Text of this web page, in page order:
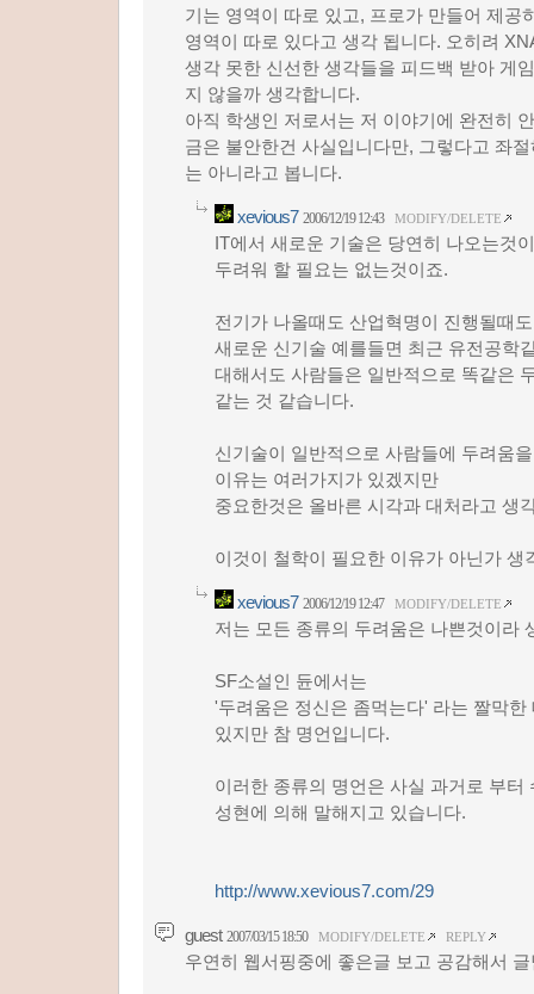
기는 영역이 따로 있고, 프로가 만들어 제공
영역이 따로 있다고 생각 됩니다. 오히려
생각 못한 신선한 생각들을 피드백 받아 게
지 않을까 생각합니다.
아직 학생인 저로서는 저 이야기에 완전히
금은 불안한건 사실입니다만, 그렇다고 좌
는 아니라고 봅니다.
xevious7 2006/12/19 12:43 MODIFY/DELETE
IT에서 새로운 기술은 당연히 나오는것
두려워 할 필요는 없는것이죠.
전기가 나올때도 산업혁명이 진행될때도
새로운 신기술 예를들면 최근 유전공학
대해서도 사람들은 일반적으로 똑같은
같는 것 같습니다.
신기술이 일반적으로 사람들에 두려움
이유는 여러가지가 있겠지만
중요한것은 올바른 시각과 대처라고 생
이것이 철학이 필요한 이유가 아닌가 생
xevious7 2006/12/19 12:47 MODIFY/DELETE
저는 모든 종류의 두려움은 나쁜것이라
SF소설인 듄에서는
'두려움은 정신은 좀먹는다' 라는 짤막한
있지만 참 명언입니다.
이러한 종류의 명언은 사실 과거로 부터
성현에 의해 말해지고 있습니다.
http://www.xevious7.com/29
guest 2007/03/15 18:50 MODIFY/DELETE REPLY
우연히 웹서핑중에 좋은글 보고 공감해서